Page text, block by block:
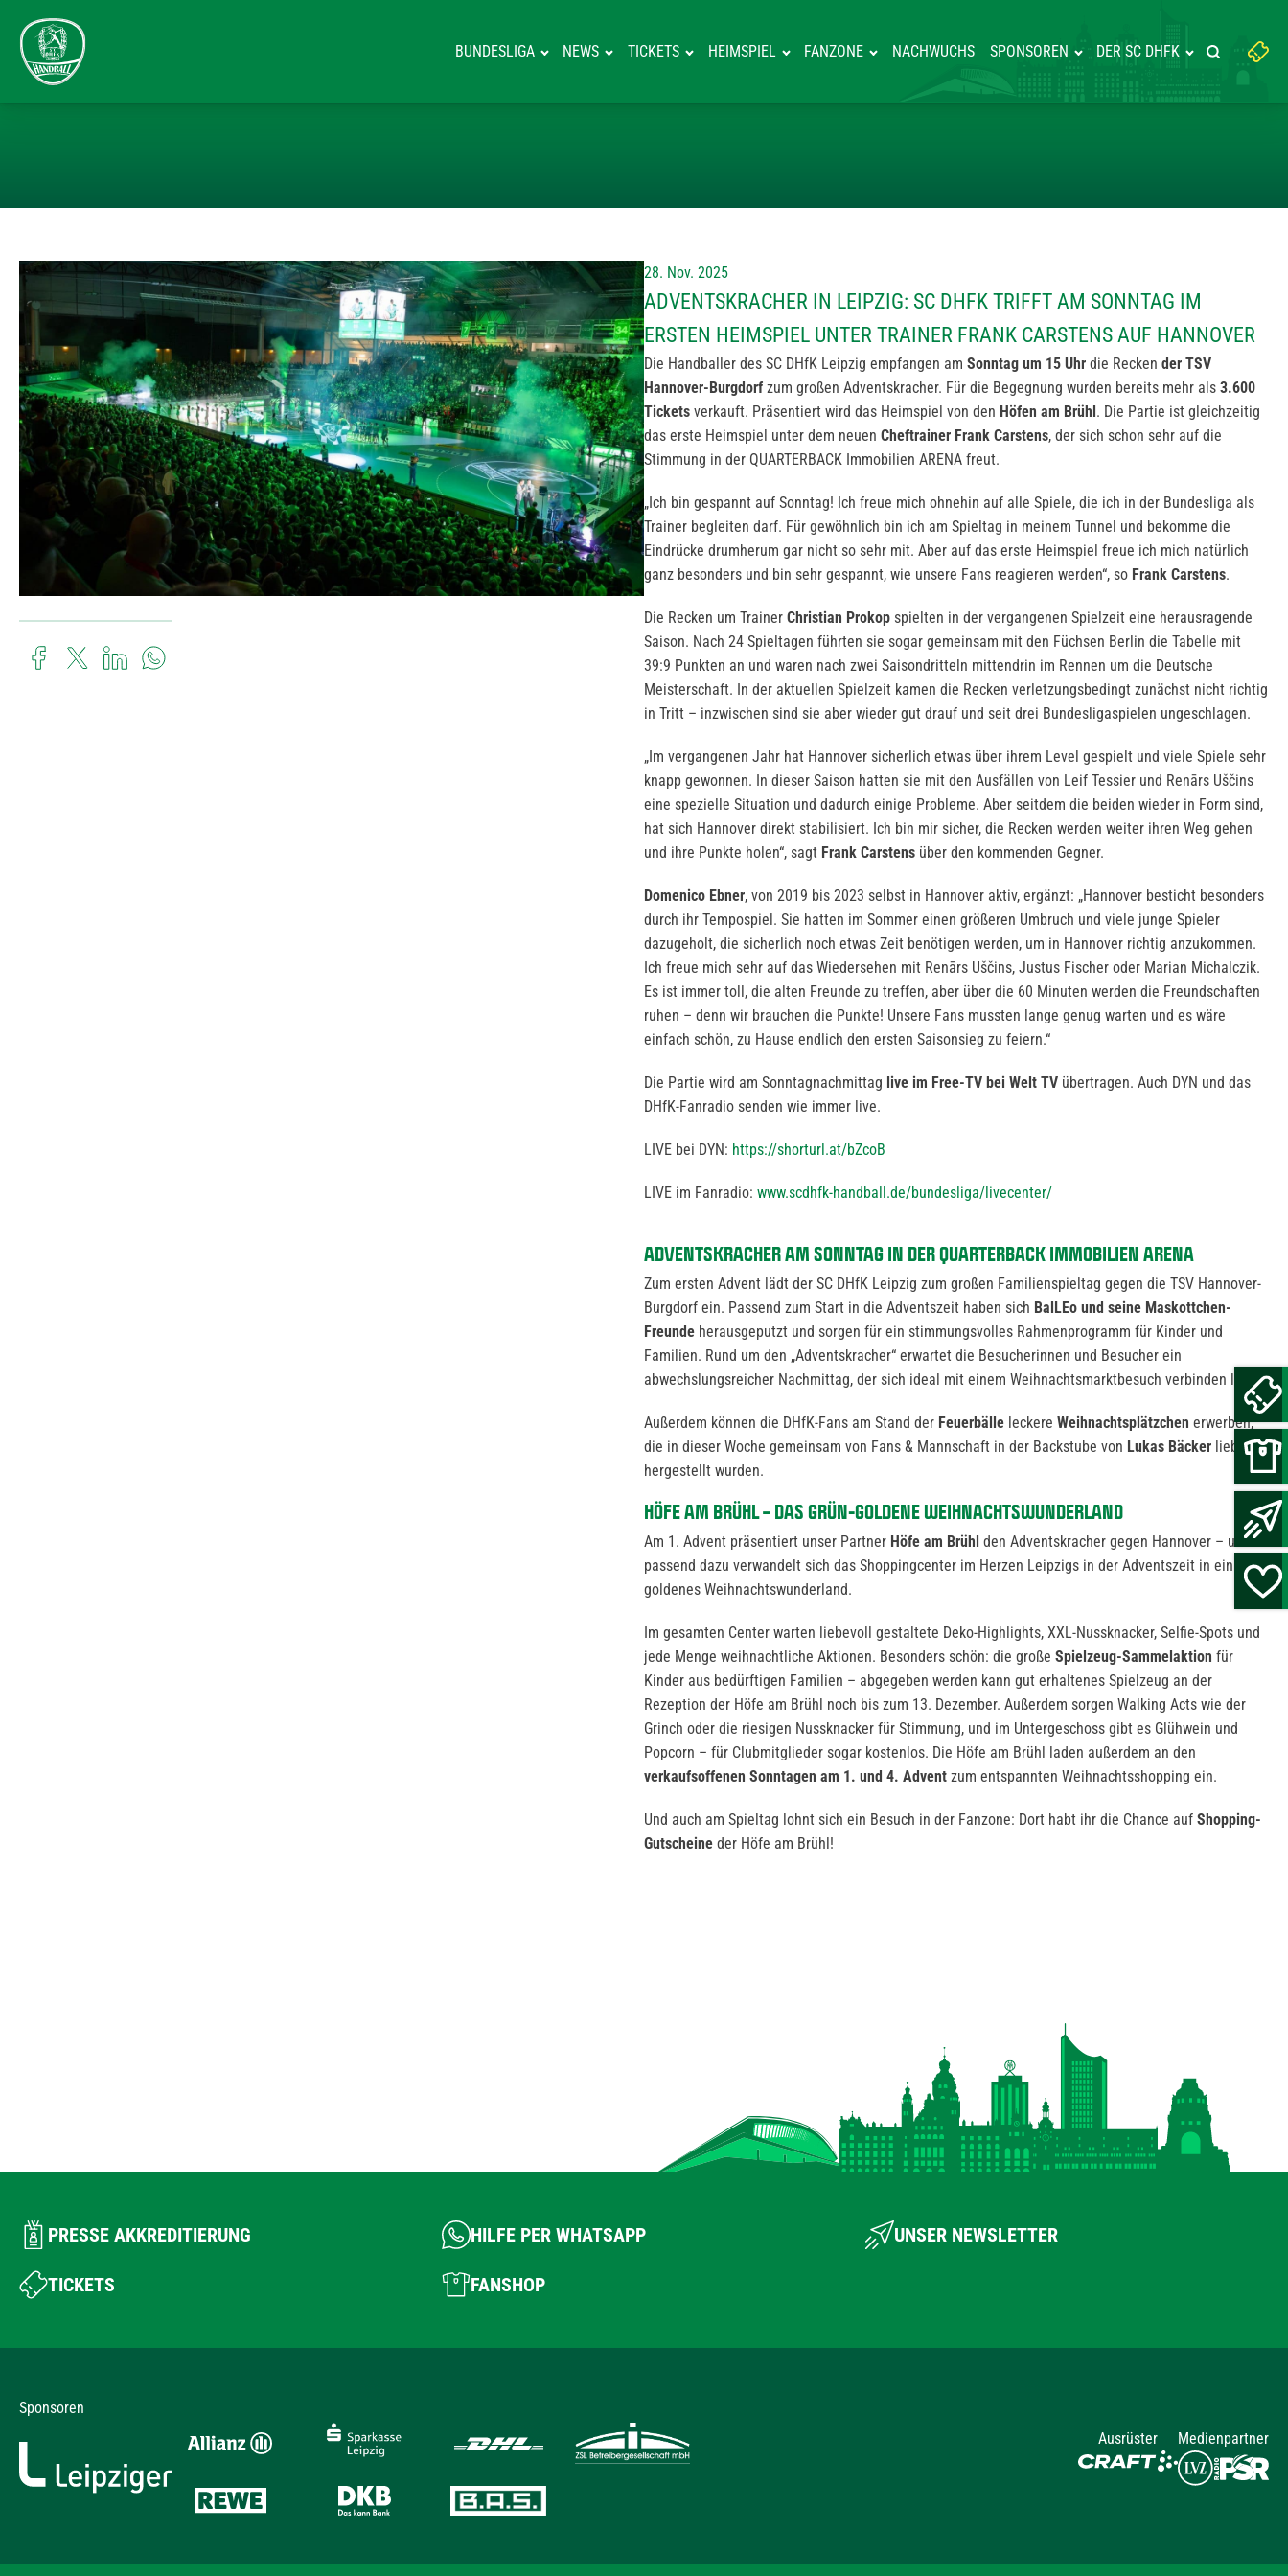
BUNDESLIGA NEWS TICKETS HEIMSPIEL FANZONE NACHWUCHS SPONSOREN DER SC DHFK
Suchbegriff
eingeben:
Suche
28. Nov. 2025
ADVENTSKRACHER IN LEIPZIG: SC DHFK TRIFFT AM SONNTAG IM
ERSTEN HEIMSPIEL UNTER TRAINER FRANK CARSTENS AUF HANNOVER
Die Handballer des SC DHfK Leipzig empfangen am Sonntag um 15 Uhr die Recken der TSV
Hannover-Burgdorf zum großen Adventskracher. Für die Begegnung wurden bereits mehr als 3.600
Tickets verkauft. Präsentiert wird das Heimspiel von den Höfen am Brühl. Die Partie ist gleichzeitig
das erste Heimspiel unter dem neuen Cheftrainer Frank Carstens, der sich schon sehr auf die
Stimmung in der QUARTERBACK Immobilien ARENA freut.
„Ich bin gespannt auf Sonntag! Ich freue mich ohnehin auf alle Spiele, die ich in der Bundesliga als
Trainer begleiten darf. Für gewöhnlich bin ich am Spieltag in meinem Tunnel und bekomme die
Eindrücke drumherum gar nicht so sehr mit. Aber auf das erste Heimspiel freue ich mich natürlich
ganz besonders und bin sehr gespannt, wie unsere Fans reagieren werden“, so Frank Carstens.
Die Recken um Trainer Christian Prokop spielten in der vergangenen Spielzeit eine herausragende
Saison. Nach 24 Spieltagen führten sie sogar gemeinsam mit den Füchsen Berlin die Tabelle mit
39:9 Punkten an und waren nach zwei Saisondritteln mittendrin im Rennen um die Deutsche
Meisterschaft. In der aktuellen Spielzeit kamen die Recken verletzungsbedingt zunächst nicht richtig
in Tritt – inzwischen sind sie aber wieder gut drauf und seit drei Bundesligaspielen ungeschlagen.
„Im vergangenen Jahr hat Hannover sicherlich etwas über ihrem Level gespielt und viele Spiele sehr
knapp gewonnen. In dieser Saison hatten sie mit den Ausfällen von Leif Tessier und Renārs Uščins
eine spezielle Situation und dadurch einige Probleme. Aber seitdem die beiden wieder in Form sind,
hat sich Hannover direkt stabilisiert. Ich bin mir sicher, die Recken werden weiter ihren Weg gehen
und ihre Punkte holen“, sagt Frank Carstens über den kommenden Gegner.
Domenico Ebner, von 2019 bis 2023 selbst in Hannover aktiv, ergänzt: „Hannover besticht besonders
durch ihr Tempospiel. Sie hatten im Sommer einen größeren Umbruch und viele junge Spieler
dazugeholt, die sicherlich noch etwas Zeit benötigen werden, um in Hannover richtig anzukommen.
Ich freue mich sehr auf das Wiedersehen mit Renārs Uščins, Justus Fischer oder Marian Michalczik.
Es ist immer toll, die alten Freunde zu treffen, aber über die 60 Minuten werden die Freundschaften
ruhen – denn wir brauchen die Punkte! Unsere Fans mussten lange genug warten und es wäre
einfach schön, zu Hause endlich den ersten Saisonsieg zu feiern.“
Die Partie wird am Sonntagnachmittag live im Free-TV bei Welt TV übertragen. Auch DYN und das
DHfK-Fanradio senden wie immer live.
LIVE bei DYN: https://shorturl.at/bZcoB
LIVE im Fanradio: www.scdhfk-handball.de/bundesliga/livecenter/
ADVENTSKRACHER AM SONNTAG IN DER QUARTERBACK IMMOBILIEN ARENA
Zum ersten Advent lädt der SC DHfK Leipzig zum großen Familienspieltag gegen die TSV Hannover-
Burgdorf ein. Passend zum Start in die Adventszeit haben sich BalLEo und seine Maskottchen-
Freunde herausgeputzt und sorgen für ein stimmungsvolles Rahmenprogramm für Kinder und
Familien. Rund um den „Adventskracher“ erwartet die Besucherinnen und Besucher ein
abwechslungsreicher Nachmittag, der sich ideal mit einem Weihnachtsmarktbesuch verbinden lässt.
Außerdem können die DHfK-Fans am Stand der Feuerbälle leckere Weihnachtsplätzchen erwerben,
die in dieser Woche gemeinsam von Fans & Mannschaft in der Backstube von Lukas Bäcker liebevoll
hergestellt wurden.
HÖFE AM BRÜHL – DAS GRÜN-GOLDENE WEIHNACHTSWUNDERLAND
Am 1. Advent präsentiert unser Partner Höfe am Brühl den Adventskracher gegen Hannover – und
passend dazu verwandelt sich das Shoppingcenter im Herzen Leipzigs in der Adventszeit in ein grün-
goldenes Weihnachtswunderland.
Im gesamten Center warten liebevoll gestaltete Deko-Highlights, XXL-Nussknacker, Selfie-Spots und
jede Menge weihnachtliche Aktionen. Besonders schön: die große Spielzeug-Sammelaktion für
Kinder aus bedürftigen Familien – abgegeben werden kann gut erhaltenes Spielzeug an der
Rezeption der Höfe am Brühl noch bis zum 13. Dezember. Außerdem sorgen Walking Acts wie der
Grinch oder die riesigen Nussknacker für Stimmung, und im Untergeschoss gibt es Glühwein und
Popcorn – für Clubmitglieder sogar kostenlos. Die Höfe am Brühl laden außerdem an den
verkaufsoffenen Sonntagen am 1. und 4. Advent zum entspannten Weihnachtsshopping ein.
Und auch am Spieltag lohnt sich ein Besuch in der Fanzone: Dort habt ihr die Chance auf Shopping-
Gutscheine der Höfe am Brühl!
PRESSE AKKREDITIERUNG HILFE PER WHATSAPP UNSER NEWSLETTER
TICKETS FANSHOP
Sponsoren
Ausrüster
Medienpartner